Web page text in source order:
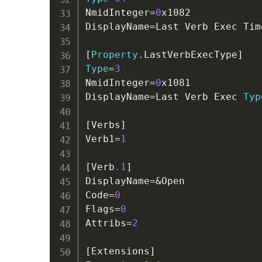
NmidInteger=0x1082
DisplayName= Last Verb Exec
[ Property .
Type=3
NmidInteger=0x1081
DisplayName= Last Verb Exec
[Verbs]
Verb1=1
[Verb .1]
DisplayName=&Open
Code=0
Flags=0
Attribs=2
[Extensions]